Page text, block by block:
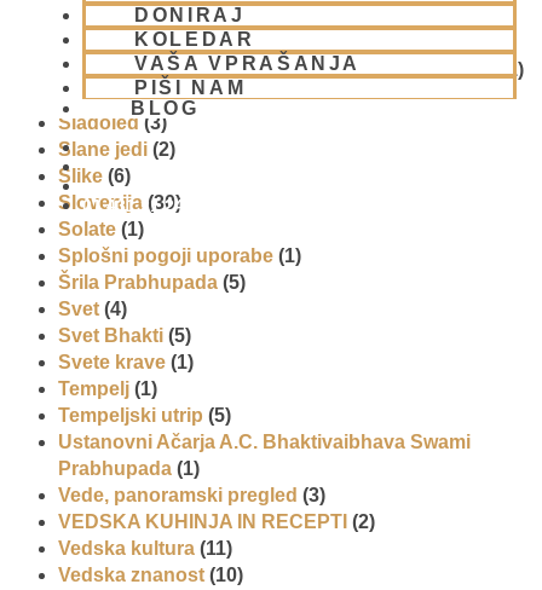
DONIRAJ
KOLEDAR
VAŠA VPRAŠANJA
PIŠI NAM
BLOG
01 431 21 24
Reportaže (6)
SEMINARJI IN TEČAJ
Skupina za podporo družinam in otrokom (CPT)(1)
Sladice(6)
Sladoled (3)
Slane jedi (2)
Slike (6)
Slovenija (30)
Solate (1)
Splošni pogoji uporabe (1)
Šrila Prabhupada (5)
Svet (4)
Svet Bhakti (5)
Svete krave (1)
Tempelj (1)
Tempeljski utrip (5)
Ustanovni Ačarja A.C. Bhaktivaibhava Swami
Prabhupada (1)
Vede, panoramski pregled (3)
VEDSKA KUHINJA IN RECEPTI (2)
Vedska kultura (11)
Vedska znanost (10)